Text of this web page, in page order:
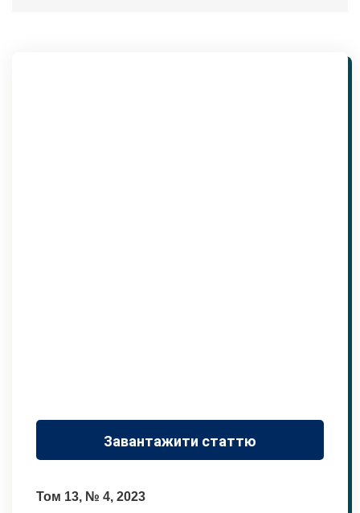
Завантажити статтю
Том 13, № 4, 2023